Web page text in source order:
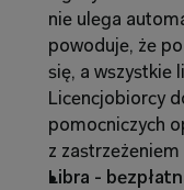
nie ulega
powoduje, że
się, a wszystkie
Licencjobiorcy
pomocniczych
z
Libra -